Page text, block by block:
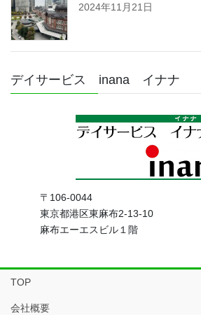
2024年11月21日
デイサービス inana イナナ
〒106-0044
東京都港区東麻布2-13-10
麻布エーエスビル１階
TOP
会社概要